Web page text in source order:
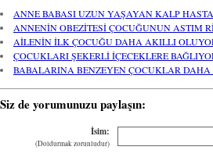
ANNE BABASI UZUN YAŞAYAN KALP
ANNENİN OBEZİTESİ ÇOCUĞUNUN ASTIM
AİLENİN İLK ÇOCUĞU DAHA AKILLI
ÇOCUKLARI ŞEKERLİ İÇECEKLERE
BABALARINA BENZEYEN ÇOCUKLAR
Siz de yorumunuzu paylaşın:
İsim:
(Doldurmak zorunludur)